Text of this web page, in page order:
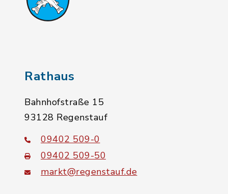
Rathaus
Bahnhofstraße 15
93128 Regenstauf
09402 509-0
09402 509-50
markt@regenstauf.de